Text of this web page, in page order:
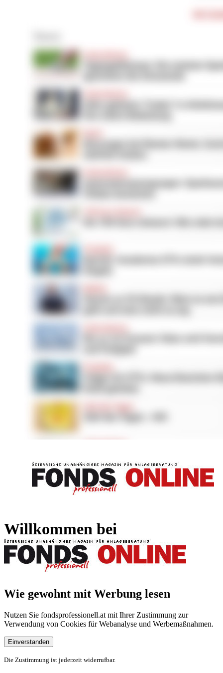
Willkommen bei
Wie gewohnt mit Werbung lesen
Nutzen Sie fondsprofessionell.at mit Ihrer Zustimmung zur
Verwendung von Cookies für Webanalyse und Werbemaßnahmen.
Einverstanden
Die Zustimmung ist jederzeit widerrufbar.